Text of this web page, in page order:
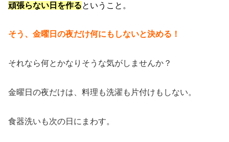
頑張らない日を作るということ。
そう、 金曜日の夜だけ何にもしないと決める！
それなら何とかなりそうな気がしませんか？
金曜日の夜だけは、料理も洗濯も片付けもしない。
食器洗いも次の日にまわす。